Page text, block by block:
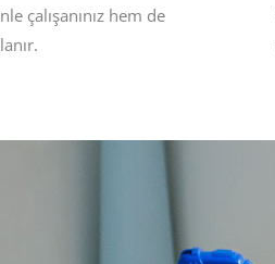
çalışanınız hem de